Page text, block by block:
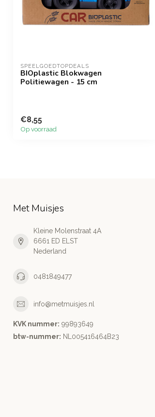
SPEELGOEDTOPDEALS
BIOplastic Blokwagen
Politiewagen - 15 cm
€8,55
Op voorraad
Met Muisjes
Kleine Molenstraat 4A
6661 ED ELST
Nederland
0481849477
info@metmuisjes.nl
KVK nummer: 99893649
btw-nummer: NL005416464B23